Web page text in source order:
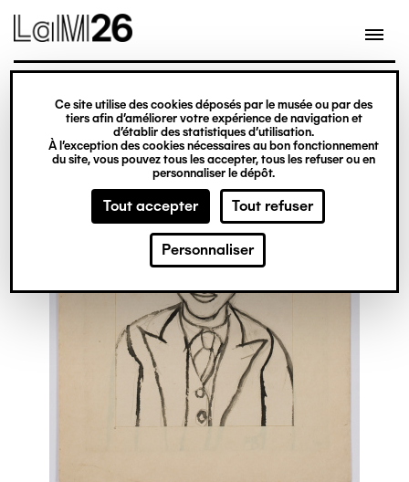
Gestion des cookies
Ce site utilise des cookies déposés par le musée ou par des
tiers afin d’améliorer votre expérience de navigation et
d’établir des statistiques d’utilisation.
À l’exception des cookies nécessaires au bon fonctionnement
du site, vous pouvez tous les accepter, tous les refuser ou en
personnaliser le dépôt.
Tout accepter Tout refuser
Personnaliser
contenu